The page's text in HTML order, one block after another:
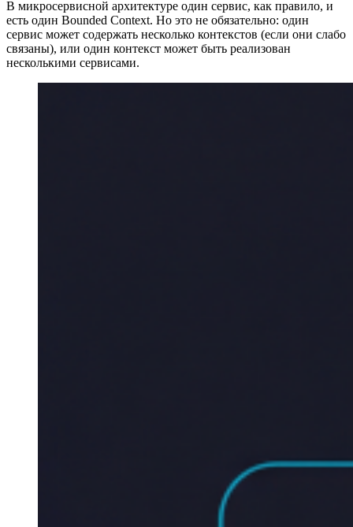
В микросервисной архитектуре один сервис, как правило, и
есть один Bounded Context. Но это не обязательно: один
сервис может содержать несколько контекстов (если они слабо
связаны), или один контекст может быть реализован
несколькими сервисами.